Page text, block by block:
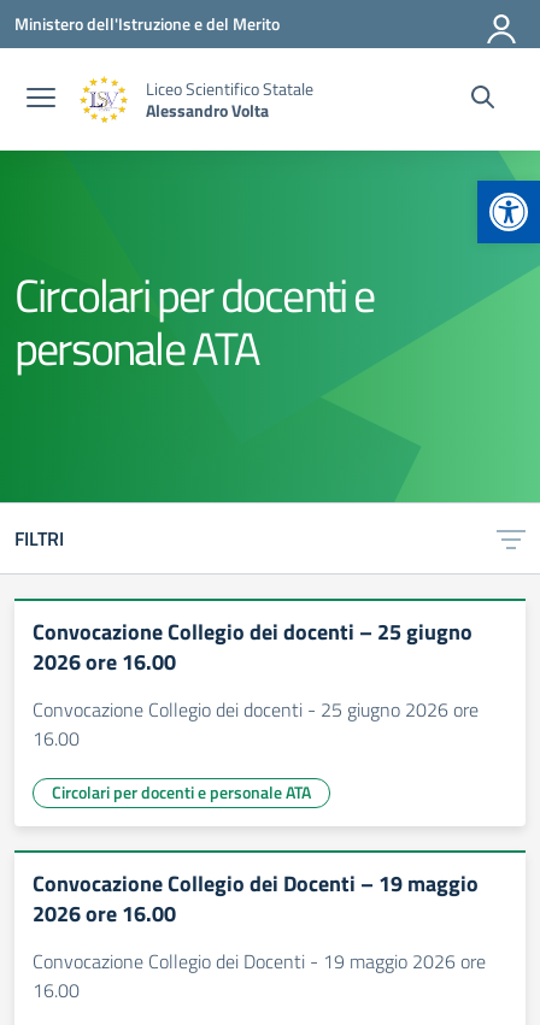
Vai ai contenuti
Vai al menu di navigazione
Vai al footer
Ministero dell'Istruzione e del Merito
Liceo Scientifico Statale
Alessandro Volta
Circolari per docenti e
personale ATA
FILTRI
Convocazione Collegio dei docenti – 25 giugno
2026 ore 16.00
Convocazione Collegio dei docenti - 25 giugno 2026 ore
16.00
Circolari per docenti e personale ATA
Convocazione Collegio dei Docenti – 19 maggio
2026 ore 16.00
Convocazione Collegio dei Docenti - 19 maggio 2026 ore
16.00